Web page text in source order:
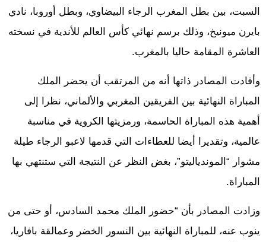
السبت، بين بطل المغرب الرجاء البيضاوي، وبطل أوروبا، نادي
بايرن ميونيخ، وذلك برسم نهائي كأس العالم للأندية في نسخته
العاشرة المقامة حاليا بالمغرب.
وأفادت المصادر ذاتها أنه من المرتقب أن يحضر الملك
المباراة النهائية بين الفريقين المغربي والألماني، نظرا إلى
أهمية هذه المباراة الحاسمة، ورمزيتها الكروية في مناسبة
عالمية، وتقديرا أيضا للعطاءات التي قدمها لاعبو الرجاء طيلة
مشوار “الموندياليتو”، بغض النظر عن النتيجة التي ستنتهي بها
المباراة.
وزادت المصادر بأن “حضور الملك محمد السادس، أو حتى من
ينوب عنه، للمباراة النهائية بين النسور الخضر وعمالقة بافاريا،